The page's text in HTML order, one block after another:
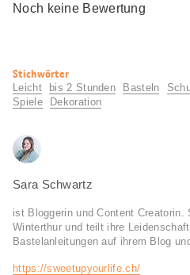
Noch keine Bewertung
Nützliche
Informationen
Stichwörter
Leicht bis 2 Stunden Basteln
Spiele
Dekoration
Sara Schwartz
ist Bloggerin und Content
Winterthur und teilt ihre
Bastelanleitungen auf ihrem Blog
https://sweetupyourlife.ch/